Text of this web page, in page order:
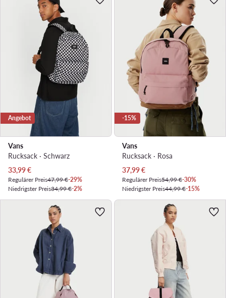
Angebot
Vans
Rucksack · Schwarz
Aktueller Preis
33,99€
Regulärer Preis47,99 €-29%
Niedrigster Preis34,99 €-2%
-15%
Vans
Rucksack · Rosa
Aktueller Preis
37,99€
Regulärer Preis54,99 €-30%
Niedrigster Preis44,99 €-15%